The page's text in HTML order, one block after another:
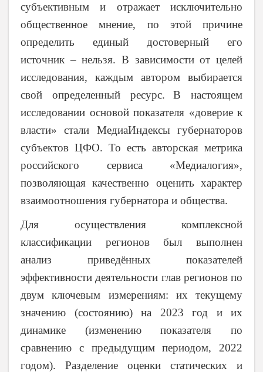
субъективным и отражает исключительно
общественное мнение, по этой причине
определить единый достоверный его
источник – нельзя. В зависимости от целей
исследования, каждым автором выбирается
свой определенный ресурс.
В настоящем
исследовании основой показателя «доверие к
власти» стали МедиаИндексы губернаторов
субъектов ЦФО. То есть авторская метрика
российского сервиса «Медиалогия»,
позволяющая качественно оценить характер
взаимоотношения губернатора и общества.
Для осуществления комплексной
классификации регионов был выполнен
анализ приведённых показателей
эффективности деятельности глав регионов по
двум ключевым измерениям: их текущему
значению (состоянию) на 2023 год и их
динамике (изменению показателя по
сравнению с предыдущим периодом, 2022
годом). Разделение оценки статических и